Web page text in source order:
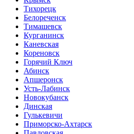
Тихорецк
Белореченск
Тимашевск
Курганинск
Каневская
Кореновск
Горячий Ключ
Абинск
Апшеронск
Усть-Лабинск
Новокубанск
Динская
Гулькевичи
Приморско-Ахтарск